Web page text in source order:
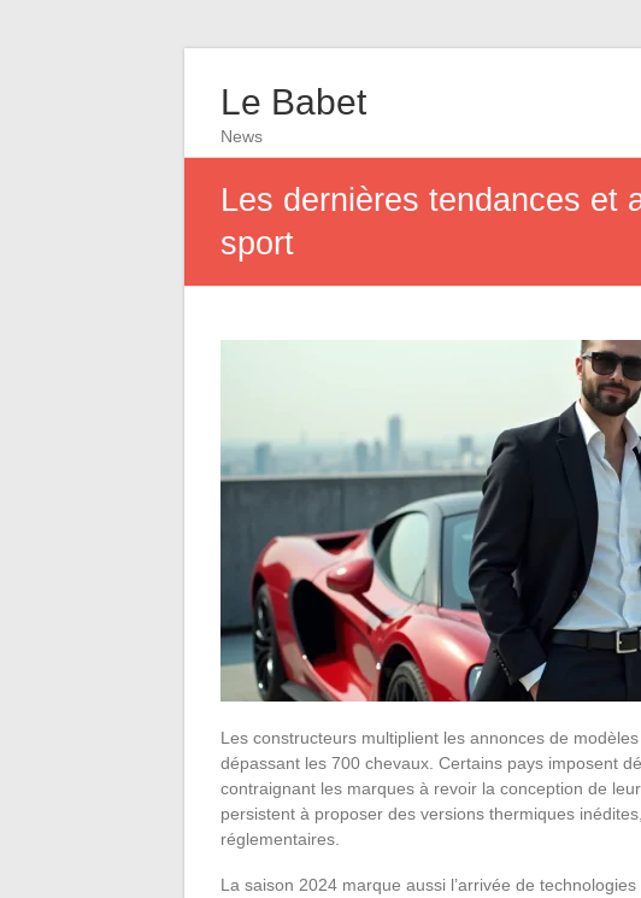
Le Babet
News
Les dernières tendances et
sport
Les constructeurs multiplient les annonces de
dépassant les 700 chevaux. Certains pays imposent
contraignant les marques à revoir la conception de
persistent à proposer des versions thermiques
réglementaires.
La saison 2024 marque aussi l’arrivée de